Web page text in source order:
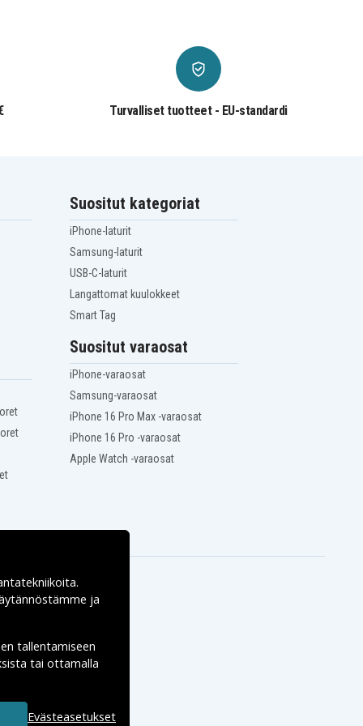
Turvalliset tuotteet - EU-standardi
Suositut kategoriat
iPhone-laturit
Samsung-laturit
USB-C-laturit
Langattomat kuulokkeet
Smart Tag
Suositut varaosat
iPhone-varaosat
Samsung-varaosat
iPhone 16 Pro Max -varaosat
iPhone 16 Pro -varaosat
Apple Watch -varaosat
ja
tallentamiseen
tai ottamalla
Evästeasetukset